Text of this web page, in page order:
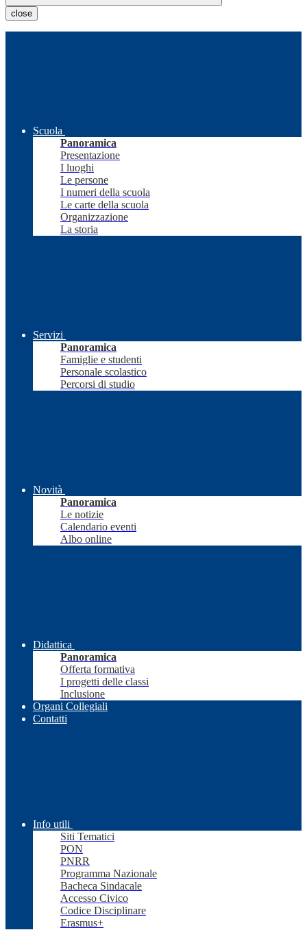
close
Scuola
Panoramica
Presentazione
I luoghi
Le persone
I numeri della scuola
Le carte della scuola
Organizzazione
La storia
Servizi
Panoramica
Famiglie e studenti
Personale scolastico
Percorsi di studio
Novità
Panoramica
Le notizie
Calendario eventi
Albo online
Didattica
Panoramica
Offerta formativa
I progetti delle classi
Inclusione
Organi Collegiali
Contatti
Info utili
Siti Tematici
PON
PNRR
Programma Nazionale
Bacheca Sindacale
Accesso Civico
Codice Disciplinare
Erasmus+